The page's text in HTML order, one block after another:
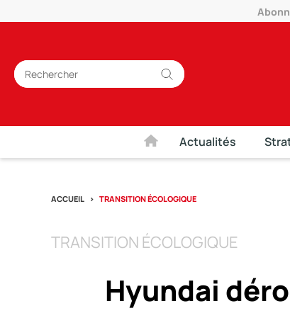
Actualités
ACCUEIL TRANSITION ÉCOLOGIQUE
TRANSITION ÉCOLOGIQUE
Hyundai